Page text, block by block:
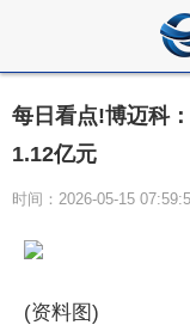
每日看点!博迈科
1.12亿元
时间：2026-05-15
(资料图)